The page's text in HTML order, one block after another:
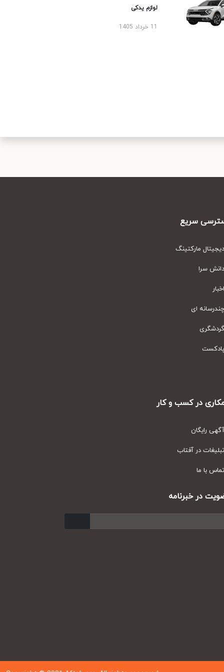
لوازم یدکی
سریع
مارکتینگ
سرا
ای
در کسب و کار
رایگان
در آفتاب
با ما
در خبرنامه